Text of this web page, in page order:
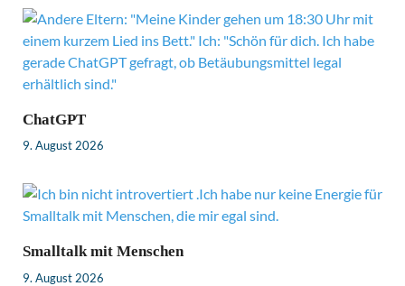
ChatGPT
9. August 2026
Smalltalk mit Menschen
9. August 2026